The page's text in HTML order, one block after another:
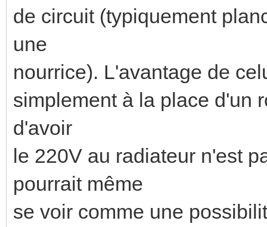
de circuit (typiquement
une
nourrice). L'avantage de
simplement à la place d'un
d'avoir
le 220V au radiateur n'est
pourrait même
se voir comme une